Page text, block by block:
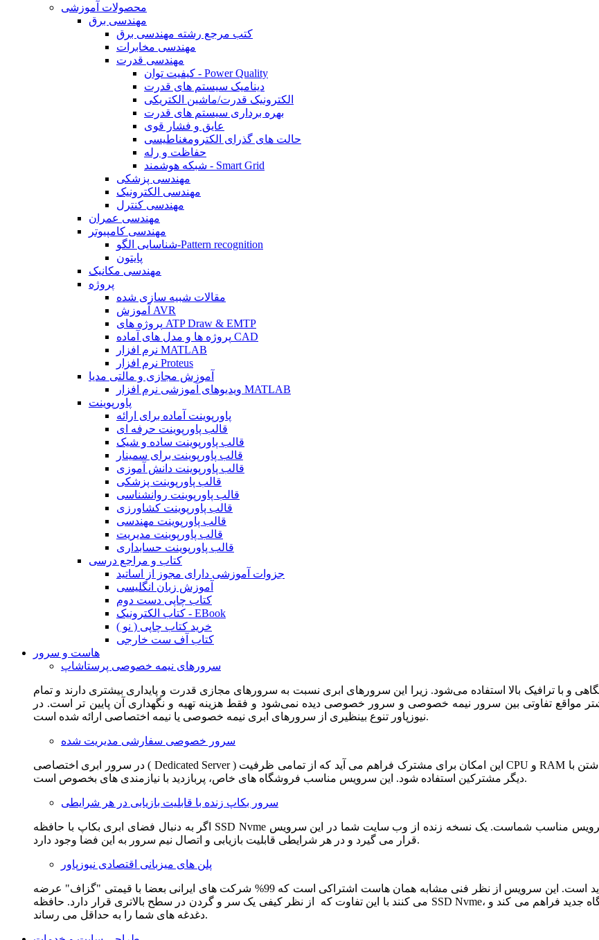
محصولات آموزشی
مهندسی برق
کتب مرجع رشته مهندسی برق
مهندسی مخابرات
مهندسی قدرت
کیفیت توان - Power Quality
دینامیک سیستم های قدرت
الکترونیک قدرت/ماشین الکتریکی
بهره برداری سیستم های قدرت
عایق و فشار قوی
حالت های گذرای الکترومغناطیسی
حفاظت و رله
شبکه هوشمند - Smart Grid
مهندسی پزشکی
مهندسی الکترونیک
مهندسی کنترل
مهندسی عمران
مهندسی کامپیوتر
شناسایی الگو-Pattern recognition
پایتون
مهندسی مکانیک
پروژه
مقالات شبیه سازی شده
آموزش AVR
پروژه های ATP Draw & EMTP
پروژه ها و مدل های آماده CAD
نرم افزار MATLAB
نرم افزار Proteus
آموزش مجازی و مالتی مدیا
ویدیوهای آموزشی نرم افزار MATLAB
پاورپوینت
پاورپوینت آماده برای ارائه
قالب پاورپوینت حرفه ای
قالب پاورپوینت ساده و شیک
قالب پاورپوینت برای سمینار
قالب پاورپوینت دانش آموزی
قالب پاورپوینت پزشکی
قالب پاورپوینت روانشناسی
قالب پاورپوینت کشاورزی
قالب پاورپوینت مهندسی
قالب پاورپوینت مدیریت
قالب پاورپوینت حسابداری
کتاب و مراجع درسی
جزوات آموزشی دارای مجوز از اساتید
آموزش زبان انگلیسی
کتاب چاپی دست دوم
کتاب الکترونیک - EBook
خرید کتاب چاپی ( نو )
کتاب آف ست خارجی
هاست و سرور
سرورهای نیمه خصوصی پرستاشاپ
و با ترافیک بالا استفاده می‌شود. زیرا این سرورهای ابری نسبت به سرورهای مجازی قدرت و پایداری بیشتری دارند و تمام
مواقع تفاوتی بین سرور نیمه خصوصی و سرور خصوصی دیده نمی‌شود و فقط هزینه تهیه و نگهداری آن پایین تر است. در
نیوزپاور تنوع بینظیری از سرورهای ابری نیمه خصوصی یا نیمه اختصاصی ارائه شده است.
سرور خصوصی سفارشی مدیریت شده
در سرور ابری اختصاصی ( Dedicated Server ) این امکان برای مشترک فراهم می آید که از تمامی ظرفیت CPU و RAM به همراه سایر امکانات سخت افزاری به طور کامل و بدون به اشتراک گذاشتن با
دیگر مشترکین استفاده شود. این سرویس مناسب فروشگاه های خاص، پربازدید با نیازمندی های بخصوص است.
سرور بکاپ زنده با قابلیت بازیابی در هر شرایطی
اگر به دنبال فضای ابری بکاپ با حافظه SSD Nvme واقعی قدرتمند از شرکت هتزنر آلمان برای وب سایت خود هستید. این سرویس مناسب شماست. یک نسخه زنده از وب سایت شما در این سرویس
قرار می گیرد و در هر شرایطی قابلیت بازیابی و اتصال نیم سرور به این فضا وجود دارد.
پلن های میزبانی اقتصادی نیوزپاور
این سرویس مناسب فروشگاه ها و وب سایت های تازه تاسیس و کم بازدید است. این سرویس از نظر فنی مشابه همان هاست اشتراکی است که 99% شرکت های ایرانی بعضا با قیمتی "گزاف" عرضه
می کنند با این تفاوت که از نظر کیفی یک سر و گردن در سطح بالاتری قرار دارد. حافظه SSD Nvme، فضای کاملا ابری، امنیت و پایداری عالی همه چیز را برای ایجاد یک فروشگاه جدید فراهم می کند و
دغدغه های شما را به حداقل می رساند.